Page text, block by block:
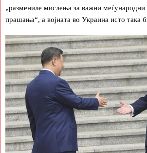
„размениле мислења за важни меѓународни
прашања“, а војната во Украина исто така